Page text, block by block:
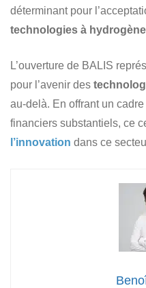
déterminant pour
technologies à
L’ouverture de BALIS
pour l’avenir des
au-delà. En offrant un
financiers substantiels, ce
l’innovation dans ce